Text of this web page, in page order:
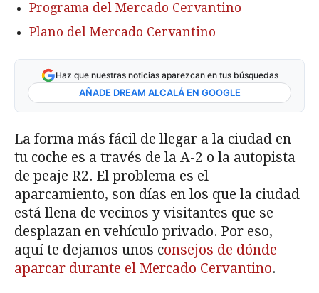
Programa del Mercado Cervantino
Plano del Mercado Cervantino
Haz que nuestras noticias aparezcan en tus búsquedas
AÑADE DREAM ALCALÁ EN GOOGLE
La forma más fácil de llegar a la ciudad en
tu coche es a través de la A-2 o la autopista
de peaje R2. El problema es el
aparcamiento, son días en los que la ciudad
está llena de vecinos y visitantes que se
desplazan en vehículo privado. Por eso,
aquí te dejamos unos consejos de dónde
aparcar durante el Mercado Cervantino.